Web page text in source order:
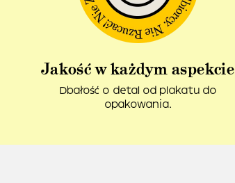
Jakość w każdym aspekcie
Dbałość o detal od plakatu do
opakowania.